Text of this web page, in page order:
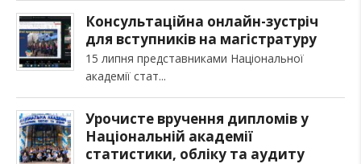
Консультаційна онлайн-зустріч
для вступників на магістратуру
15 липня представниками Національної
академії стат
Урочисте вручення дипломів у
Національній академії
статистики, обліку та аудиту